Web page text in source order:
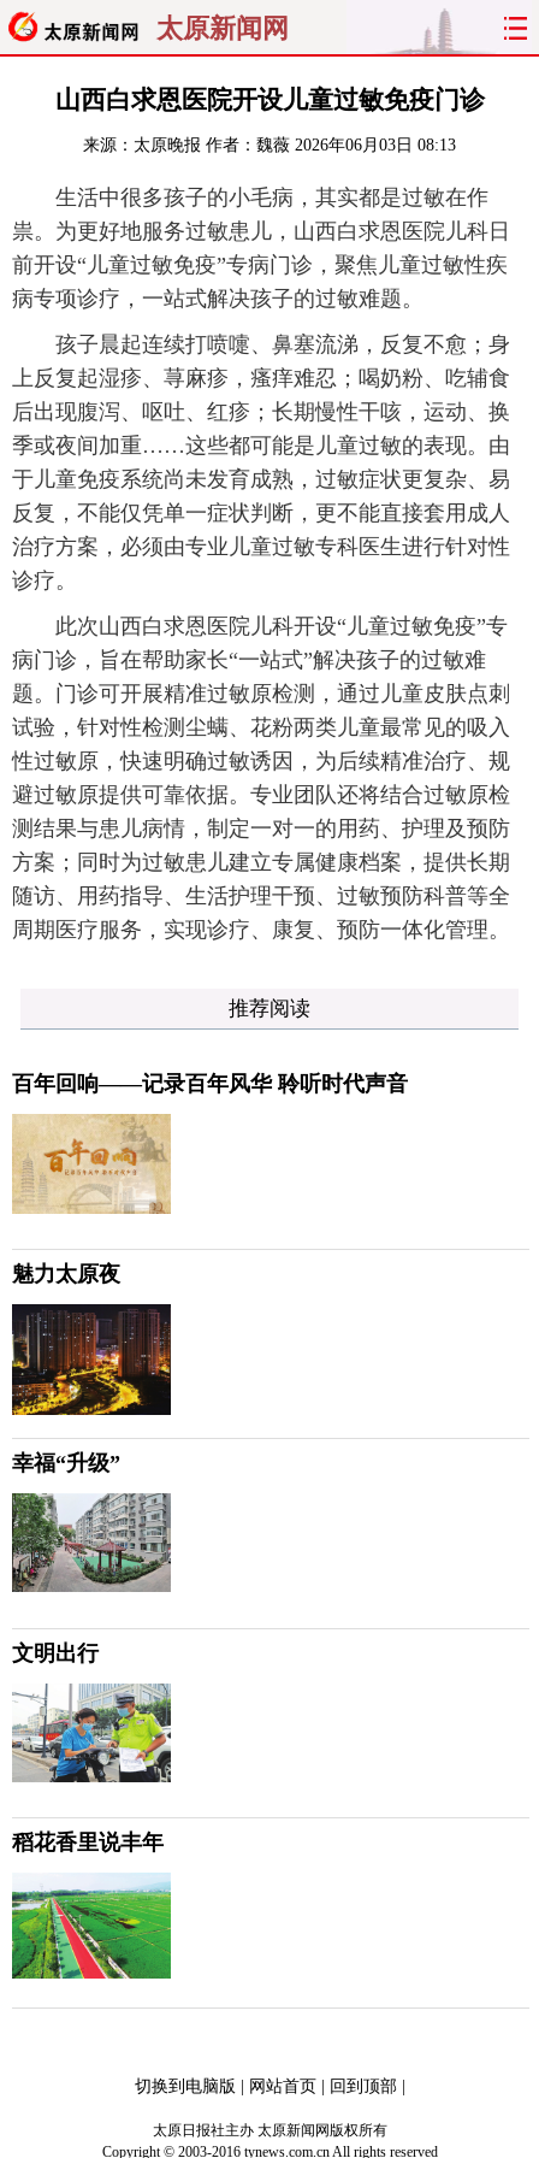
太原新闻网
首页 聚焦 太原 山西
经济 关注 文明 出行
纵横 曝光 综合 专题
旅游 理财 政务 教育
看天下 晋月读 最太原 网罗民生
太原日报 太原晚报 热评 社区
山西白求恩医院开设儿童过敏免疫门诊
来源： 太原晚报 作者：魏薇 2026年06月03日 08:13
生活中很多孩子的小毛病，其实都是过敏在作
祟。为更好地服务过敏患儿，山西白求恩医院儿科日
前开设“儿童过敏免疫”专病门诊，聚焦儿童过敏性疾
病专项诊疗，一站式解决孩子的过敏难题。
孩子晨起连续打喷嚏、鼻塞流涕，反复不愈；身
上反复起湿疹、荨麻疹，瘙痒难忍；喝奶粉、吃辅食
后出现腹泻、呕吐、红疹；长期慢性干咳，运动、换
季或夜间加重……这些都可能是儿童过敏的表现。由
于儿童免疫系统尚未发育成熟，过敏症状更复杂、易
反复，不能仅凭单一症状判断，更不能直接套用成人
治疗方案，必须由专业儿童过敏专科医生进行针对性
诊疗。
此次山西白求恩医院儿科开设“儿童过敏免疫”专
病门诊，旨在帮助家长“一站式”解决孩子的过敏难
题。门诊可开展精准过敏原检测，通过儿童皮肤点刺
试验，针对性检测尘螨、花粉两类儿童最常见的吸入
性过敏原，快速明确过敏诱因，为后续精准治疗、规
避过敏原提供可靠依据。专业团队还将结合过敏原检
测结果与患儿病情，制定一对一的用药、护理及预防
方案；同时为过敏患儿建立专属健康档案，提供长期
随访、用药指导、生活护理干预、过敏预防科普等全
周期医疗服务，实现诊疗、康复、预防一体化管理。
推荐阅读
百年回响——记录百年风华 聆听时代声音
魅力太原夜
幸福“升级”
文明出行
稻花香里说丰年
切换到电脑版 | 网站首页| 回到顶部|
太原日报社主办 太原新闻网版权所有
Copyright © 2003-2016 tynews.com.cn All rights reserved